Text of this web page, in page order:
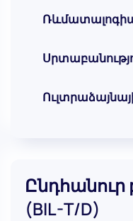
Ընդհանուր
(BIL-T/D)